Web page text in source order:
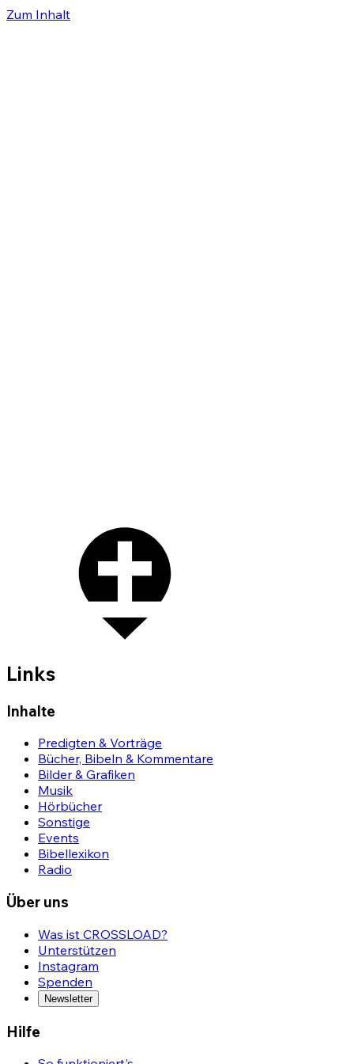
Zum Inhalt
Links
Inhalte
Predigten & Vorträge
Bücher, Bibeln & Kommentare
Bilder & Grafiken
Musik
Hörbücher
Sonstige
Events
Bibellexikon
Radio
Über uns
Was ist CROSSLOAD?
Unterstützen
Instagram
Spenden
Newsletter
Hilfe